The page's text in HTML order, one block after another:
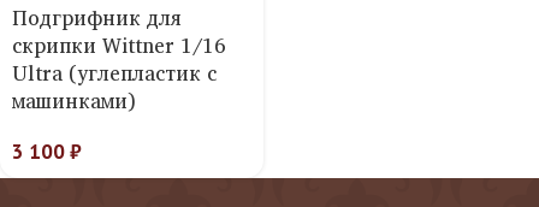
Подгрифник для
скрипки Wittner 1/16
Ultra (углепластик с
машинками)
3 100₽